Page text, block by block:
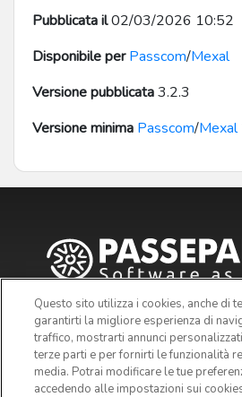
Pubblicata il02/03/2026 10:52
Disponibile per Passcom/Mexal
Versione pubblicata3.2.3
Versione minima Passcom/Mexal
Questo sito utilizza i cookies, anche di
garantirti la migliore esperienza di
traffico, mostrarti annunci
terze parti e per fornirti le funzionalità
media. Potrai modificare le tue
accedendo alle impostazioni sui